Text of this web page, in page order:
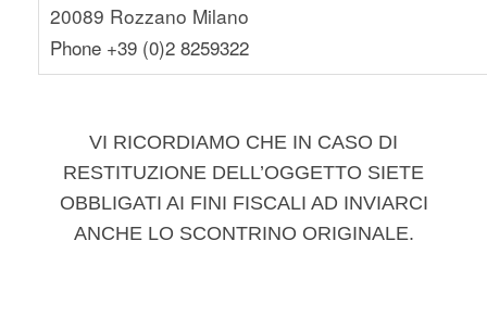
20089 Rozzano Milano
Phone +39 (0)2 8259322
VI RICORDIAMO CHE IN CASO DI
RESTITUZIONE DELL’OGGETTO SIETE
OBBLIGATI AI FINI FISCALI AD INVIARCI
ANCHE LO SCONTRINO ORIGINALE.